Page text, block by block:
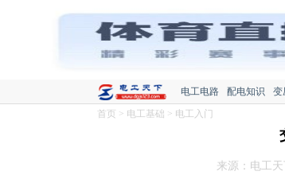
电工电路 配电知识 变
首页 > 电工基础 > 电工入门
来源：电工天